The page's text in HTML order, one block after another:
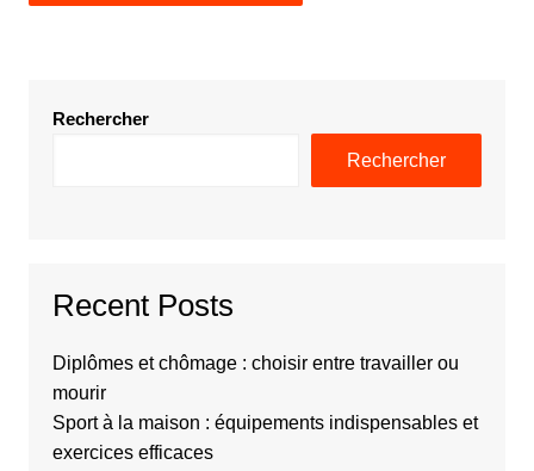
Rechercher
Rechercher
Recent Posts
Diplômes et chômage : choisir entre travailler ou
mourir
Sport à la maison : équipements indispensables et
exercices efficaces